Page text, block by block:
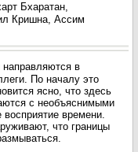
Бхаратан,
Кришна, Ассим
направляются в
По началу это
ясно, что здесь
с необъяснимыми
времени.
что границы